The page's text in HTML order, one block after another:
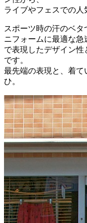
ライブやフェスでの人
スポーツ時の汗のベ
ニフォームに最適な急
で表現したデザイン性
です。
最先端の表現と、着
ひ。